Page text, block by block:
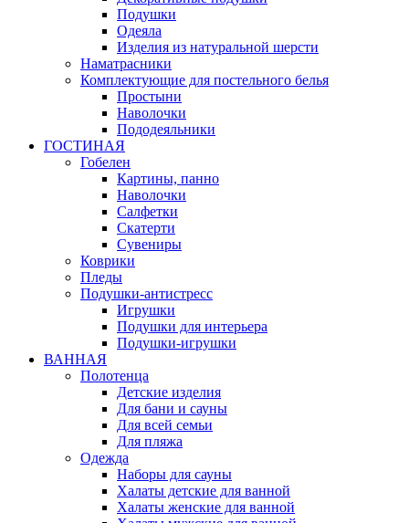
Подушки
Одеяла
Изделия из натуральной шерсти
Наматраcники
Комплектующие для постельного белья
Простыни
Наволочки
Пододеяльники
ГОСТИНАЯ
Гобелен
Картины, панно
Наволочки
Салфетки
Скатерти
Сувениры
Коврики
Пледы
Подушки-антистресс
Игрушки
Подушки для интерьера
Подушки-игрушки
ВАННАЯ
Полотенца
Детские изделия
Для бани и сауны
Для всей семьи
Для пляжа
Одежда
Наборы для сауны
Халаты детские для ванной
Халаты женские для ванной